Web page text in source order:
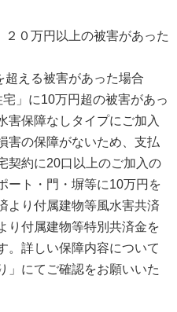
２０万円以上の被害があった
超える被害があった場合
」に10万円超の被害があっ
害保障なしタイプにご加入
害の保障がないため、支払
契約に20口以上のご加入の
ート・門・塀等に10万円を
より付属建物等風水害共済
り付属建物等特別共済金を
。詳しい保障内容について
」にてご確認をお願いいた